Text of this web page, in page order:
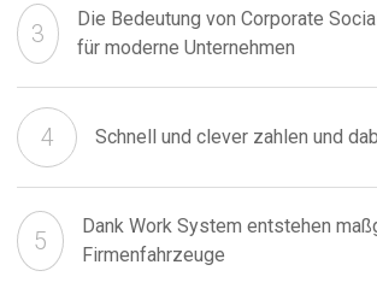
Die Bedeutung von Corporate
für moderne Unternehmen
Schnell und clever zahlen und
Dank Work System entstehen
Firmenfahrzeuge